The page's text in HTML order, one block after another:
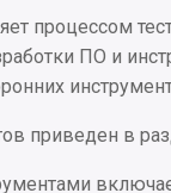
процессом
ПО и
приведен в